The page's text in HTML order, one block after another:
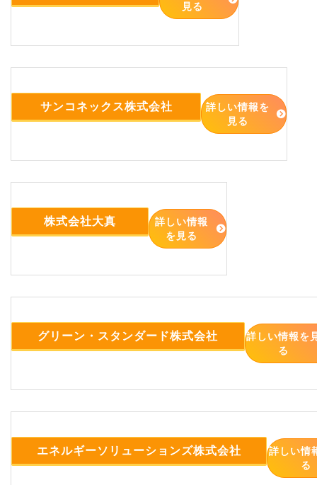
見る
サンコネックス株式会社
詳しい情報を
見る
株式会社大真
詳しい情報
を見る
グリーン・スタンダード株式会社
詳しい情報を
る
エネルギーソリューションズ株式会社
詳しい情
る